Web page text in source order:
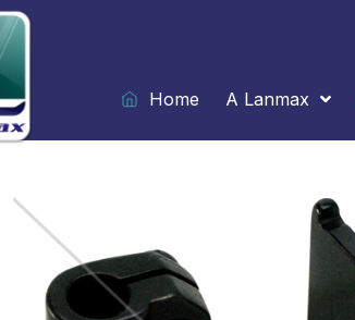
Ir
para
o
conteúdo
Home
A Lanmax